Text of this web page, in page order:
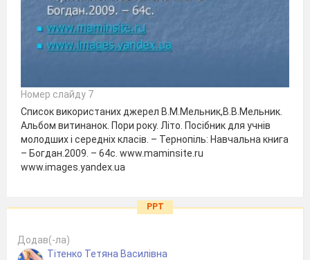
Номер слайду 7
Список використаних джерел В.М.Мельник,В.В.Мельник.
Альбом витинанок. Пори року. Літо. Посібник для учнів
молодших і середніх класів. – Тернопіль: Навчальна книга
– Богдан.2009. – 64с. www.maminsite.ru
www.images.yandex.ua
PPT
Додав(-ла)
Тітенко Тетяна Василівна